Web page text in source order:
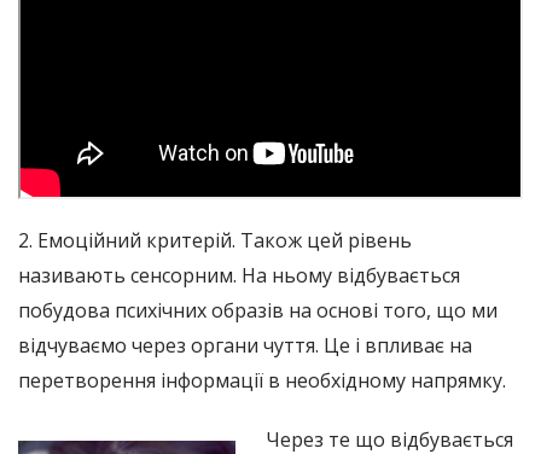
2. Емоційний критерій. Також цей рівень
називають сенсорним. На ньому відбувається
побудова психічних образів на основі того, що ми
відчуваємо через органи чуття. Це і впливає на
перетворення інформації в необхідному напрямку.
Через те що відбувається